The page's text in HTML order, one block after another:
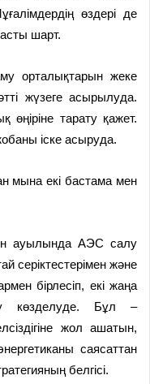
өздері де
шарт.
орталықтарын жеке
жүзеге асырылуда.
өңіріне тарату қажет.
іске асыруда.
мына екі бастама мен
ауылында АЭС салу
серіктестерімен және
бірлесіп, екі жаңа
көзделуде. Бұл –
жол ашатын,
саясаттан
белгісі.